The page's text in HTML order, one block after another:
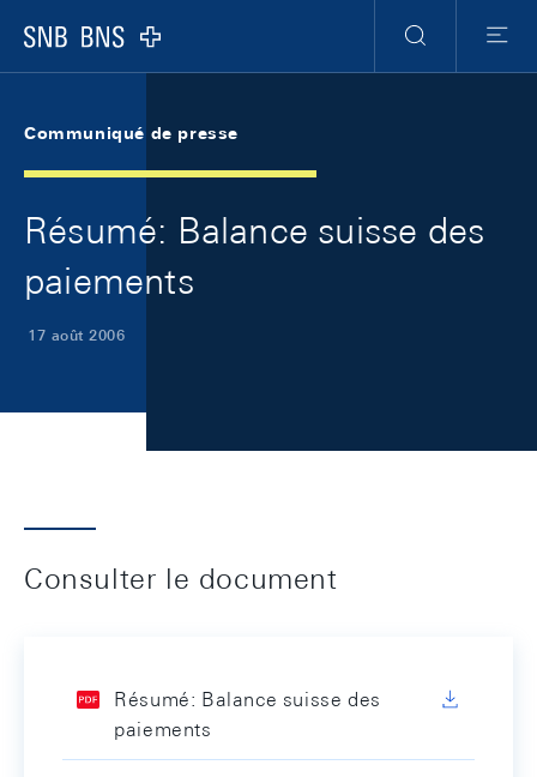
Logo
RechercheMenu
Communiqué de presse
Résumé: Balance suisse des
paiements
17 août 2006
Consulter le document
Résumé: Balance suisse des
paiements